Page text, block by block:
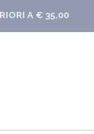
A € 35,00